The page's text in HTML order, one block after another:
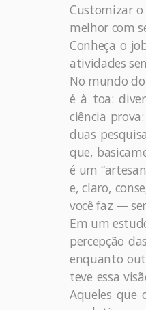
Customizar
melhor com
Conheça o
atividades
No mundo
é à toa:
ciência
duas
que,
é um
e, claro,
você faz —
Em um
percepção
enquanto
teve essa
Aqueles que